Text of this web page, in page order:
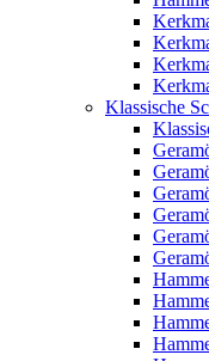
Klassische